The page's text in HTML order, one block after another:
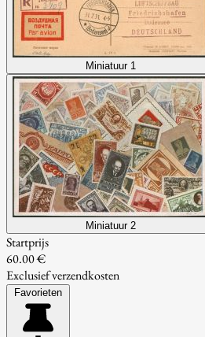
Miniatuur 1
Miniatuur 2
Startprijs
60.00 €
Exclusief verzendkosten
Favorieten